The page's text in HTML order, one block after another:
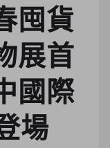
囤貨
展首
國際
場